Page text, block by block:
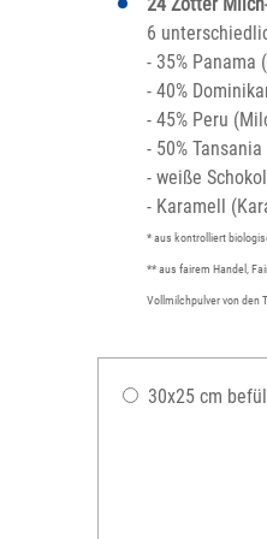
6
- 35% Panama
- 40%
- 45% Peru
- 50%
- weiße
- Karamell
* aus kontrolliert
** aus fairem Handel,
Vollmilchpulver von den
30x25 cm